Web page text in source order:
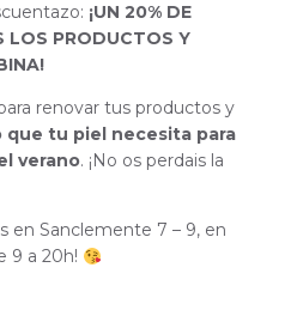
¡UN 20% DE
LOS PRODUCTOS Y
renovar tus productos y
tu piel necesita para
verano. ¡No os perdais la
en Sanclemente 7 – 9, en
9 a 20h!